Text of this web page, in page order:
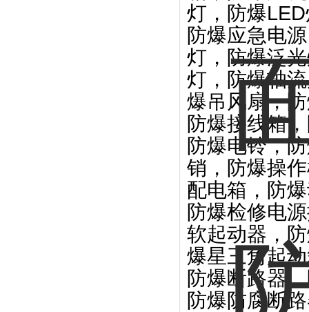
灯，防爆LED
防爆应急电
灯，防爆泛
灯，防爆轴
爆吊风扇，
防爆接线箱
防爆电铃，
销，防爆操
配电箱，防
防爆检修电
软起动器，
爆星三角起
防爆断路器
防爆防腐断